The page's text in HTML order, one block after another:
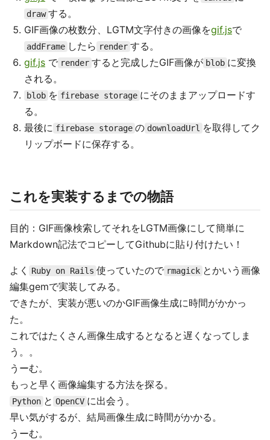
draw する。
GIF画像の枚数分、LGTM文字付きの画像をgif.jsで
addFrame したら render する。
gif.js で render すると完成したGIF画像が blob に変換
される。
blob を firebase storage にそのままアップロードす
る。
最後に firebase storage の downloadUrl を取得してク
リップボードに保存する。
これを実装するまでの物語
目的：GIF画像検索してそれをLGTM画像にして簡単に
Markdown記法でコピーしてGithubに貼り付けたい！
よく Ruby on Rails 使っていたので rmagick とかいう画像
編集gemで実装してみる。
できたが、実装が悪いのかGIF画像生成に時間がかかっ
た。
これではたくさん画像生成するとなると遅くなってしま
う。。
うーむ。
もっと早く画像編集する方法を探る。
Python と OpenCV に出会う。
早い気がするが、結局画像生成に時間がかかる。
うーむ。